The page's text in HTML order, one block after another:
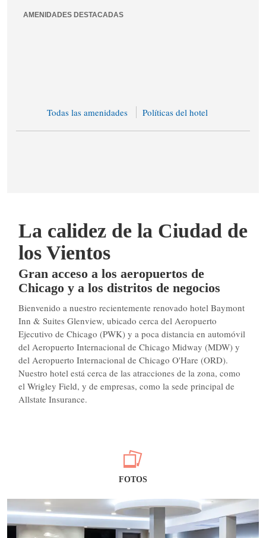
AMENIDADES DESTACADAS
Todas las amenidades Políticas del hotel
La calidez de la Ciudad de
los Vientos
Gran acceso a los aeropuertos de
Chicago y a los distritos de negocios
Bienvenido a nuestro recientemente renovado hotel Baymont
Inn & Suites Glenview, ubicado cerca del Aeropuerto
Ejecutivo de Chicago (PWK) y a poca distancia en automóvil
del Aeropuerto Internacional de Chicago Midway (MDW) y
del Aeropuerto Internacional de Chicago O'Hare (ORD).
Nuestro hotel está cerca de las atracciones de la zona, como
el Wrigley Field, y de empresas, como la sede principal de
Allstate Insurance.
FOTOS